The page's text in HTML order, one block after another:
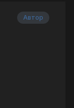
Автор